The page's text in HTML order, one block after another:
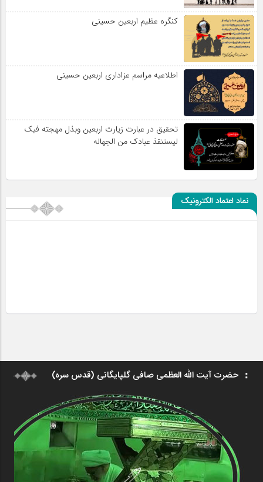
کنگره عظیم اربعین حسینی
اطلاعیه مراسم عزاداری اربعین حسینی
تحقیق در عبارت زیارت اربعین وبذل مهجته فیک
لیستنقذ عبادک من الجهاله
نماد اعتماد الکترونیک
حضرت آیت الله العظمی صافی گلپایگانی (قدس سره)